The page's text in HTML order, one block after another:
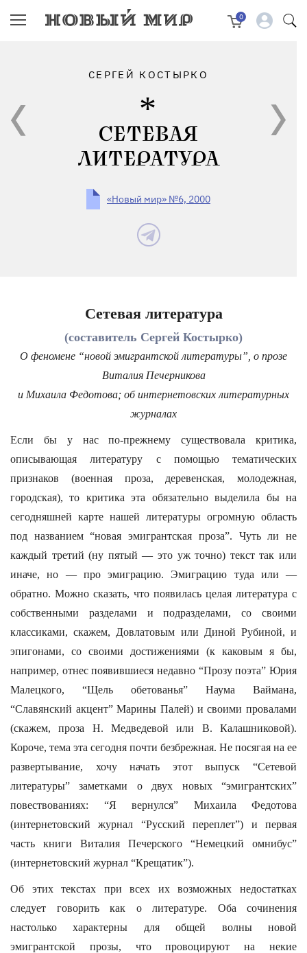
0
СЕРГЕЙ КОСТЫРКО
СЕТЕВАЯ
ЛИТЕРАТУРА
«Новый мир» №6, 2000
Сетевая литература
(составитель Сергей Костырко)
О феномене “новой эмигрантской литературы”, о прозе
Виталия Печерникова
и Михаила Федотова; об интернетовских литературных
журналах
Если бы у нас по-прежнему существовала критика,
описывающая литературу с помощью тематических
признаков (военная проза, деревенская, молодежная,
городская), то критика эта обязательно выделила бы на
сегодняшней карте нашей литературы огромную область
под названием “новая эмигрантская проза”. Чуть ли не
каждый третий (ну пятый — это уж точно) текст так или
иначе, но — про эмиграцию. Эмиграцию туда или —
обратно. Можно сказать, что появилась целая литература с
собственными разделами и подразделами, со своими
классиками, скажем, Довлатовым или Диной Рубиной, и
эпигонами, со своими достижениями (к каковым я бы,
например, отнес появившиеся недавно “Прозу поэта” Юрия
Малецкого, “Щель обетованья” Наума Ваймана,
“Славянский акцент” Марины Палей) и своими провалами
(скажем, проза Н. Медведевой или В. Калашниковой).
Короче, тема эта сегодня почти безбрежная. Не посягая на ее
развертывание, хочу начать этот выпуск “Сетевой
литературы” заметками о двух новых “эмигрантских”
повествованиях: “Я вернулся” Михаила Федотова
(интернетовский журнал “Русский переплет”) и первая
часть книги Виталия Печерского “Немецкий омнибус”
(интернетовский журнал “Крещатик”).
Об этих текстах при всех их возможных недостатках
следует говорить как о литературе. Оба сочинения
настолько характерны для общей волны новой
эмигрантской прозы, что провоцируют на некие